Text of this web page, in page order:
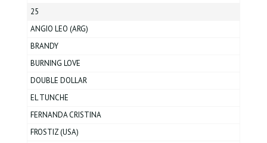
25
ANGIO LEO (ARG)
BRANDY
BURNING LOVE
DOUBLE DOLLAR
EL TUNCHE
FERNANDA CRISTINA
FROSTIZ (USA)